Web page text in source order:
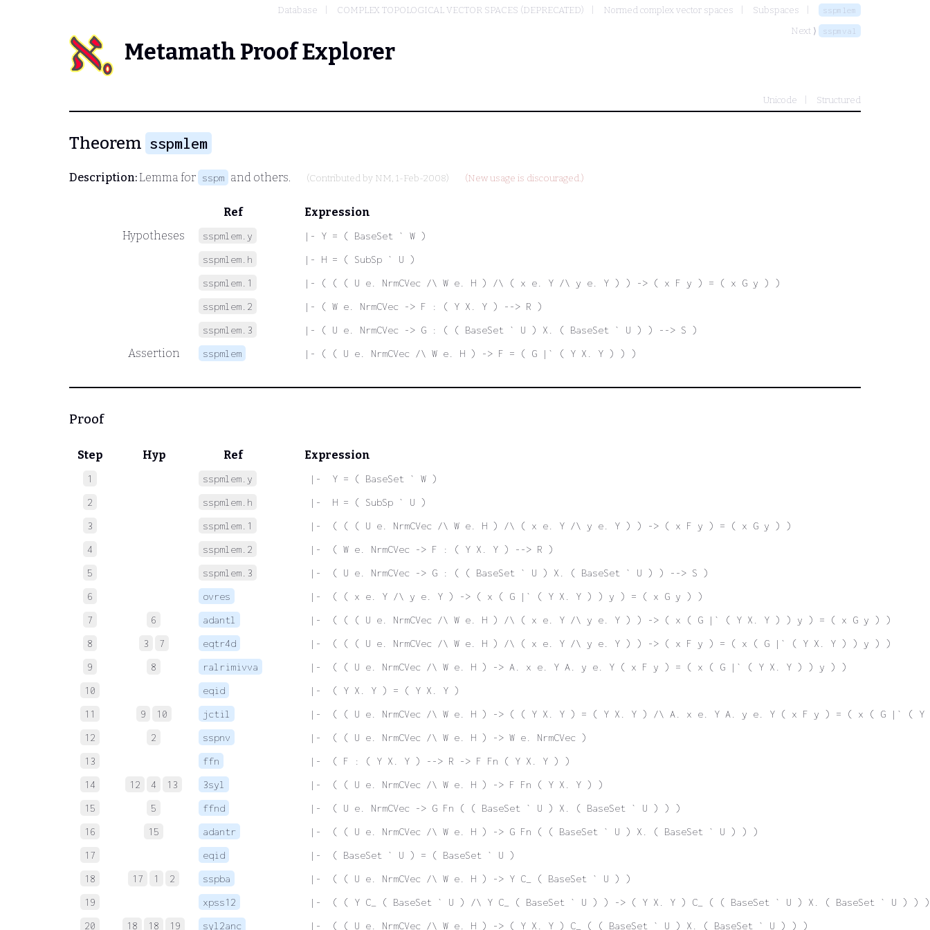
Database COMPLEX TOPOLOGICAL VECTOR SPACES (DEPRECATED) Normed complex vector spaces Subspaces sspmlem
Next ⟩ sspmval
Metamath Proof Explorer
Unicode Structured
Theorem sspmlem
Description:Lemma for sspm and others. (Contributed by NM, 1-Feb-2008) (New usage is discouraged.)
Ref
Expression
Hypotheses
sspmlem.y
|- Y = ( BaseSet ` W )
sspmlem.h
|- H = ( SubSp ` U )
sspmlem.1
|- ( ( ( U e. NrmCVec /\ W e. H ) /\ ( x e. Y /\ y e. Y ) ) -> ( x F y ) = ( x G y ) )
sspmlem.2
|- ( W e. NrmCVec -> F : ( Y X. Y ) --> R )
sspmlem.3
|- ( U e. NrmCVec -> G : ( ( BaseSet ` U ) X. ( BaseSet ` U ) ) --> S )
Assertion sspmlem |- ( ( U e. NrmCVec /\ W e. H ) -> F = ( G |` ( Y X. Y ) ) )
Proof
Step Hyp Ref Expression
1 sspmlem.y
|-  Y = ( BaseSet ` W )
2
sspmlem.h
|-  H = ( SubSp ` U )
3
sspmlem.1
|-  ( ( ( U e. NrmCVec /\ W e. H ) /\ ( x e. Y /\ y e. Y ) ) -> ( x F y ) = ( x G y ) )
4
sspmlem.2
|-  ( W e. NrmCVec -> F : ( Y X. Y ) --> R )
5
sspmlem.3
|-  ( U e. NrmCVec -> G : ( ( BaseSet ` U ) X. ( BaseSet ` U ) ) --> S )
6
ovres
|-  ( ( x e. Y /\ y e. Y ) -> ( x ( G |` ( Y X. Y ) ) y ) = ( x G y ) )
7
6 adantl
|-  ( ( ( U e. NrmCVec /\ W e. H ) /\ ( x e. Y /\ y e. Y ) ) -> ( x ( G |` ( Y X. Y ) ) y ) = ( x G y ) )
8
3 7 eqtr4d
|-  ( ( ( U e. NrmCVec /\ W e. H ) /\ ( x e. Y /\ y e. Y ) ) -> ( x F y ) = ( x ( G |` ( Y X. Y ) ) y ) )
9
8 ralrimivva
|-  ( ( U e. NrmCVec /\ W e. H ) -> A. x e. Y A. y e. Y ( x F y ) = ( x ( G |` ( Y X. Y ) ) y ) )
10
eqid
|-  ( Y X. Y ) = ( Y X. Y )
11
9 10 jctil
|-  ( ( U e. NrmCVec /\ W e. H ) -> ( ( Y X. Y ) = ( Y X. Y ) /\ A. x e. Y A. y e. Y ( x F y ) = ( x ( G |` (
12
2 sspnv
|-  ( ( U e. NrmCVec /\ W e. H ) -> W e. NrmCVec )
13
ffn
|-  ( F : ( Y X. Y ) --> R -> F Fn ( Y X. Y ) )
14
12 4 13 3syl
|-  ( ( U e. NrmCVec /\ W e. H ) -> F Fn ( Y X. Y ) )
15
5 ffnd
|-  ( U e. NrmCVec -> G Fn ( ( BaseSet ` U ) X. ( BaseSet ` U ) ) )
16
15 adantr
|-  ( ( U e. NrmCVec /\ W e. H ) -> G Fn ( ( BaseSet ` U ) X. ( BaseSet ` U ) ) )
17
eqid
|-  ( BaseSet ` U ) = ( BaseSet ` U )
18
17 1 2 sspba
|-  ( ( U e. NrmCVec /\ W e. H ) -> Y C_ ( BaseSet ` U ) )
19
xpss12
|-  ( ( Y C_ ( BaseSet ` U ) /\ Y C_ ( BaseSet ` U ) ) -> ( Y X. Y ) C_ ( ( BaseSet ` U ) X. ( BaseSet ` U ) ) )
20
18 18 19 syl2anc |-  ( ( U e. NrmCVec /\ W e. H ) -> ( Y X. Y ) C_ ( ( BaseSet ` U ) X. ( BaseSet ` U ) ) )